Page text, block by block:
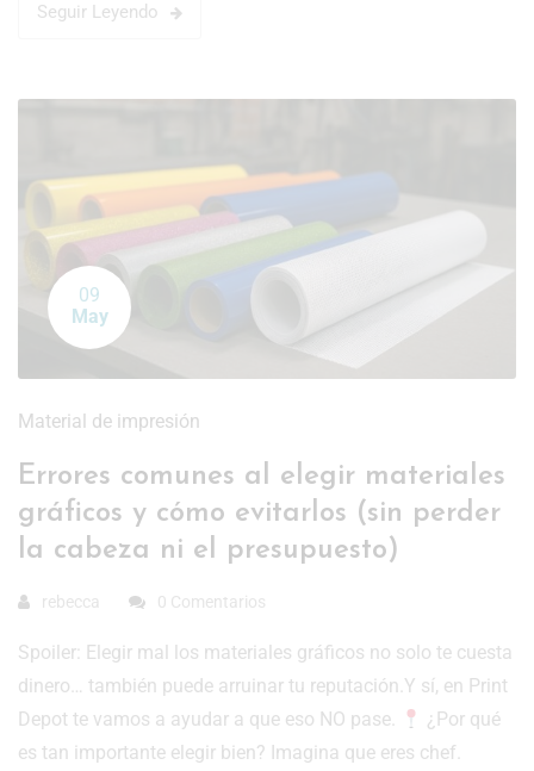
Seguir Leyendo
09
May
Material de impresión
Errores comunes al elegir materiales
gráficos y cómo evitarlos (sin perder
la cabeza ni el presupuesto)
rebecca 0 Comentarios
Spoiler: Elegir mal los materiales gráficos no solo te cuesta
dinero… también puede arruinar tu reputación.Y sí, en Print
Depot te vamos a ayudar a que eso NO pase.
¿Por qué
es tan importante elegir bien? Imagina que eres chef.